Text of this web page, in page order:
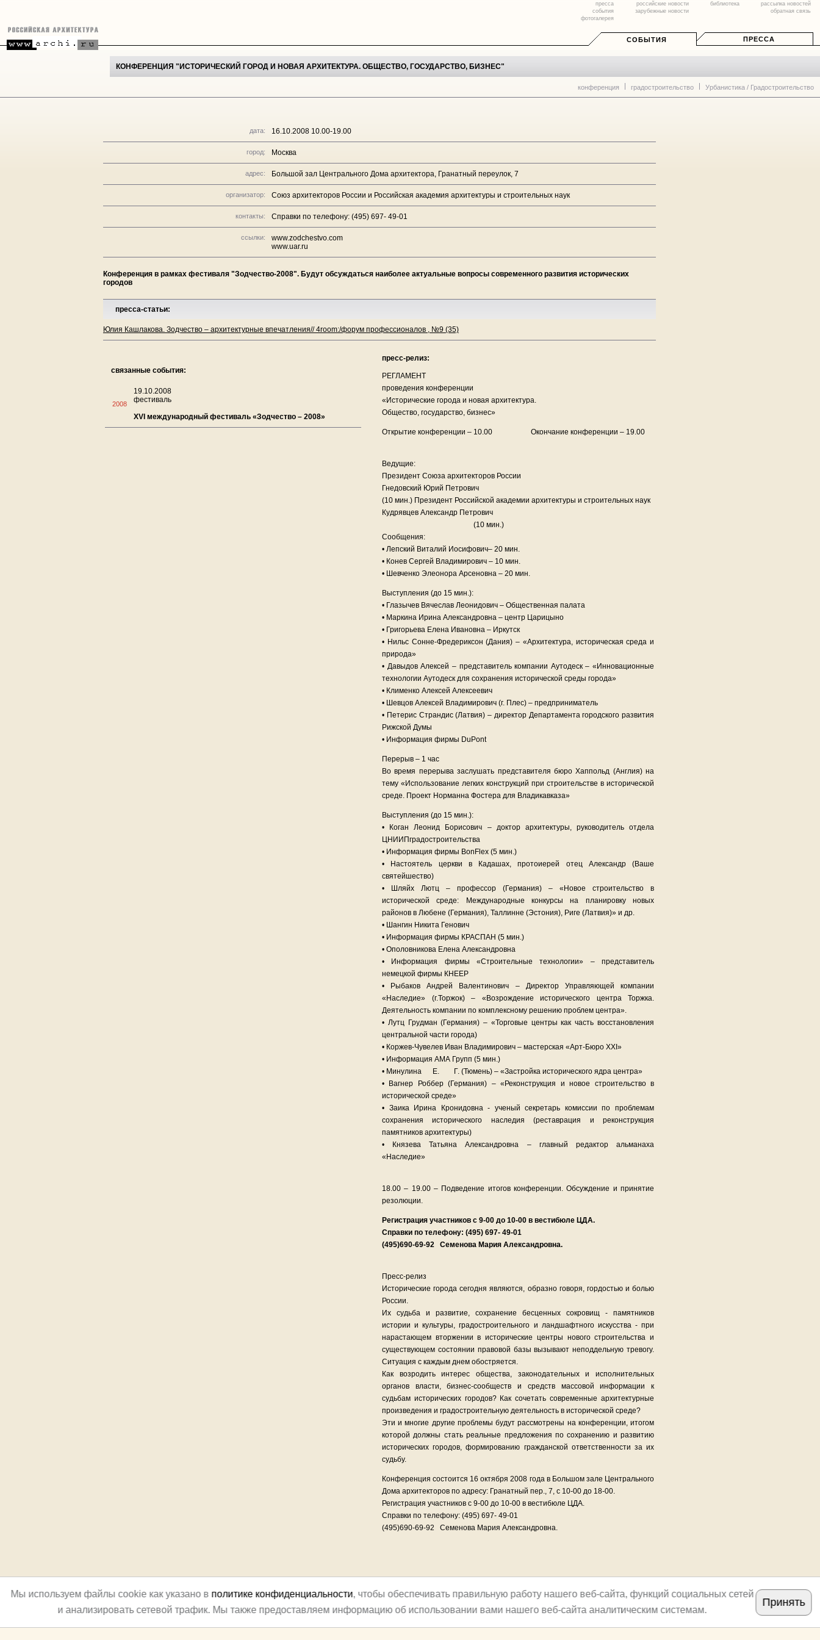
пресса
события
фотогалерея
российские новости
зарубежные новости
библиотека
рассылка новостей
обратная связь
СОБЫТИЯ ПРЕССА
КОНФЕРЕНЦИЯ "ИСТОРИЧЕСКИЙ ГОРОД И НОВАЯ АРХИТЕКТУРА. ОБЩЕСТВО, ГОСУДАРСТВО, БИЗНЕС"
конференция градостроительство Урбанистика / Градостроительство
дата: 16.10.2008 10.00-19.00
город: Москва
адрес: Большой зал Центрального Дома архитектора, Гранатный переулок, 7
организатор: Союз архитекторов России и Российская академия архитектуры и строительных наук
контакты: Справки по телефону: (495) 697- 49-01
ссылки:
www.zodchestvo.com
www.uar.ru
Конференция в рамках фестиваля "Зодчество-2008". Будут обсуждаться наиболее актуальные вопросы современного развития исторических
городов
пресса-статьи:
Юлия Кашлакова. Зодчество – архитектурные впечатления// 4room:/форум профессионалов , №9 (35)
связанные события:
2008
19.10.2008
фестиваль
XVI международный фестиваль «Зодчество – 2008»
пресс-релиз:
РЕГЛАМЕНТ
проведения конференции
«Исторические города и новая архитектура.
Общество, государство, бизнес»
Открытие конференции – 10.00 Окончание конференции – 19.00
Ведущие:
Президент Союза архитекторов России
Гнедовский Юрий Петрович
(10 мин.) Президент Российской академии архитектуры и строительных наук
Кудрявцев Александр Петрович
(10 мин.)
Сообщения:
• Лепский Виталий Иосифович– 20 мин.
• Конев Сергей Владимирович – 10 мин.
• Шевченко Элеонора Арсеновна – 20 мин.
Выступления (до 15 мин.):
• Глазычев Вячеслав Леонидович – Общественная палата
• Маркина Ирина Александровна – центр Царицыно
• Григорьева Елена Ивановна – Иркутск
• Нильс Сонне-Фредериксон (Дания) – «Архитектура, историческая среда и
природа»
• Давыдов Алексей – представитель компании Аутодеск – «Инновационные
технологии Аутодеск для сохранения исторической среды города»
• Клименко Алексей Алексеевич
• Шевцов Алексей Владимирович (г. Плес) – предприниматель
• Петерис Страндис (Латвия) – директор Департамента городского развития
Рижской Думы
• Информация фирмы DuPont
Перерыв – 1 час
Во время перерыва заслушать представителя бюро Хаппольд (Англия) на
тему «Использование легких конструкций при строительстве в исторической
среде. Проект Норманна Фостера для Владикавказа»
Выступления (до 15 мин.):
• Коган Леонид Борисович – доктор архитектуры, руководитель отдела
ЦНИИПградостроительства
• Информация фирмы BonFlex (5 мин.)
• Настоятель церкви в Кадашах, протоиерей отец Александр (Ваше
святейшество)
• Шляйх Лютц – профессор (Германия) – «Новое строительство в
исторической среде: Международные конкурсы на планировку новых
районов в Любене (Германия), Таллинне (Эстония), Риге (Латвия)» и др.
• Шангин Никита Генович
• Информация фирмы КРАСПАН (5 мин.)
• Ополовникова Елена Александровна
• Информация фирмы «Строительные технологии» – представитель
немецкой фирмы КНЕЕР
• Рыбаков Андрей Валентинович – Директор Управляющей компании
«Наследие» (г.Торжок) – «Возрождение исторического центра Торжка.
Деятельность компании по комплексному решению проблем центра».
• Лутц Грудман (Германия) – «Торговые центры как часть восстановления
центральной части города)
• Коржев-Чувелев Иван Владимирович – мастерская «Арт-Бюро XXI»
• Информация АМА Групп (5 мин.)
• Минулина Е. Г. (Тюмень) – «Застройка исторического ядра центра»
• Вагнер Роббер (Германия) – «Реконструкция и новое строительство в
исторической среде»
• Заика Ирина Кронидовна - ученый секретарь комиссии по проблемам
сохранения исторического наследия (реставрация и реконструкция
памятников архитектуры)
• Князева Татьяна Александровна – главный редактор альманаха
«Наследие»
18.00 – 19.00 – Подведение итогов конференции. Обсуждение и принятие
резолюции.
Регистрация участников с 9-00 до 10-00 в вестибюле ЦДА.
Справки по телефону: (495) 697- 49-01
(495)690-69-92 Семенова Мария Александровна.
Пресс-релиз
Исторические города сегодня являются, образно говоря, гордостью и болью
России.
Их судьба и развитие, сохранение бесценных сокровищ - памятников
истории и культуры, градостроительного и ландшафтного искусства - при
нарастающем вторжении в исторические центры нового строительства и
существующем состоянии правовой базы вызывают неподдельную тревогу.
Ситуация с каждым днем обостряется.
Как возродить интерес общества, законодательных и исполнительных
органов власти, бизнес-сообществ и средств массовой информации к
судьбам исторических городов? Как сочетать современные архитектурные
произведения и градостроительную деятельность в исторической среде?
Эти и многие другие проблемы будут рассмотрены на конференции, итогом
которой должны стать реальные предложения по сохранению и развитию
исторических городов, формированию гражданской ответственности за их
судьбу.
Конференция состоится 16 октября 2008 года в Большом зале Центрального
Дома архитекторов по адресу: Гранатный пер., 7, с 10-00 до 18-00.
Регистрация участников с 9-00 до 10-00 в вестибюле ЦДА.
Справки по телефону: (495) 697- 49-01
(495)690-69-92 Семенова Мария Александровна.
Мы используем файлы cookie как указано в политике конфиденциальности, чтобы обеспечивать правильную работу нашего веб-сайта, функций социальных сетей
и анализировать сетевой трафик. Мы также предоставляем информацию об использовании вами нашего веб-сайта аналитическим системам.
Принять